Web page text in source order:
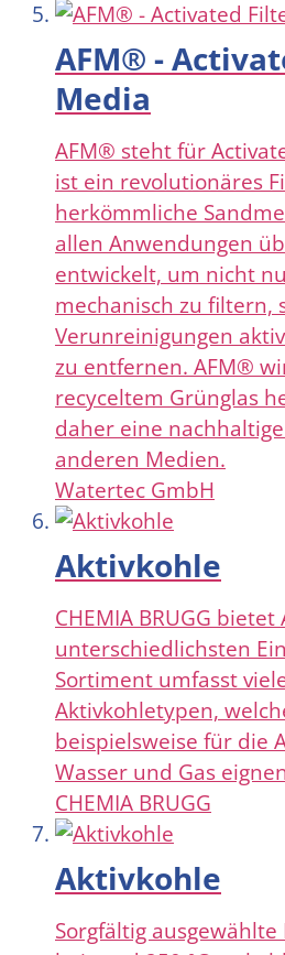
AFM® -
Media
AFM® steht für
ist ein revolutionäres
herkömmliche
allen Anwendungen
entwickelt, um nicht
mechanisch zu filtern,
Verunreinigungen
zu entfernen. AFM®
recyceltem Grünglas
daher eine
anderen Medien.
Watertec GmbH
Aktivkohle
CHEMIA BRUGG
unterschiedlichsten
Sortiment umfasst
Aktivkohletypen,
beispielsweise für die
Wasser und Gas
CHEMIA BRUGG
Aktivkohle
Sorgfältig